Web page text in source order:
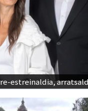
estreinaldia,